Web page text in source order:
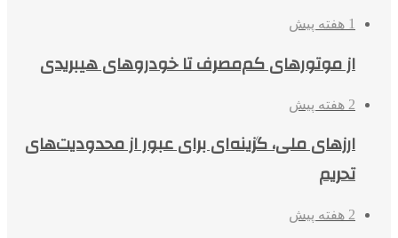
1 هفته پیش
از موتورهای کم‌مصرف تا خودروهای هیبریدی
2 هفته پیش
ارزهای ملی، گزینه‌ای برای عبور از محدودیت‌های
تحریم
2 هفته پیش